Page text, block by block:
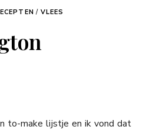
/ VLEES
to-make lijstje en ik vond dat